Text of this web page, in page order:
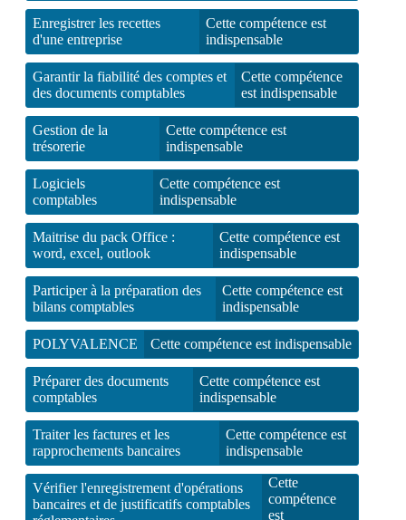
Enregistrer les recettes
d'une entreprise
Cette compétence est
indispensable
Garantir la fiabilité des comptes et
des documents comptables
Cette compétence
est indispensable
Gestion de la
trésorerie
Cette compétence est
indispensable
Logiciels
comptables
Cette compétence est
indispensable
Maitrise du pack Office :
word, excel, outlook
Cette compétence est
indispensable
Participer à la préparation des
bilans comptables
Cette compétence est
indispensable
POLYVALENCE Cette compétence est indispensable
Préparer des documents
comptables
Cette compétence est
indispensable
Traiter les factures et les
rapprochements bancaires
Cette compétence est
indispensable
Vérifier l'enregistrement d'opérations
bancaires et de justificatifs comptables
Cette
compétence
est